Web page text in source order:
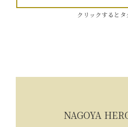
クリックすると
NAGOYA